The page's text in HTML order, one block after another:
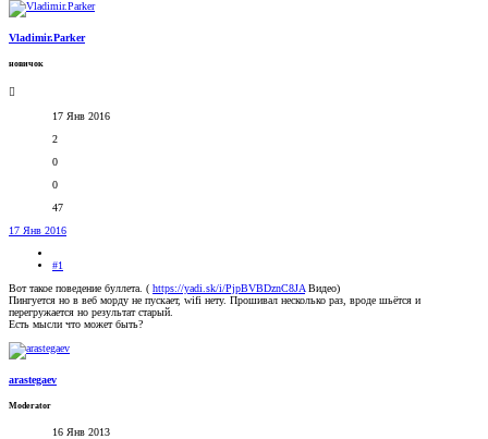
Vladimir.Parker
новичок
17 Янв 2016
2
0
0
47
17 Янв 2016
#1
Вот такое поведение буллета. ( https://yadi.sk/i/PjpBVBDznC8JA Видео)
Пингуется но в веб морду не пускает, wifi нету. Прошивал несколько раз, вроде шьётся и
перегружается но результат старый.
Есть мысли что может быть?
arastegaev
Moderator
16 Янв 2013